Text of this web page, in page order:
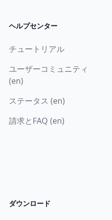
ヘルプセンター
チュートリアル
ユーザーコミュニティ
(en)
ステータス (en)
請求とFAQ (en)
ダウンロード